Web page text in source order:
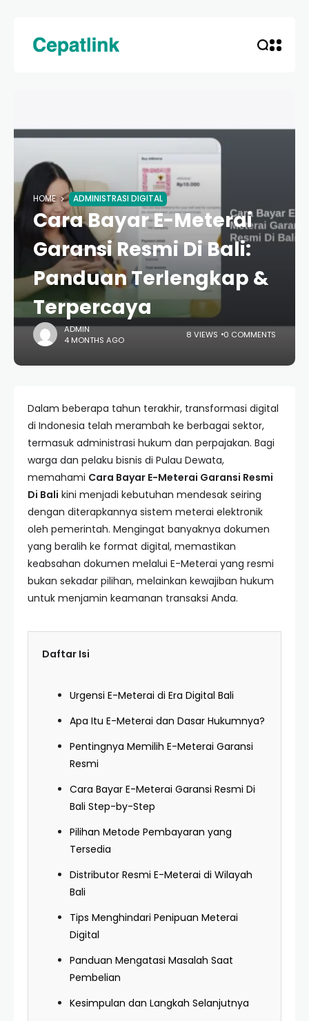
HOME ADMINISTRASI DIGITAL
Cara Bayar E-Meterai
Garansi Resmi Di Bali:
Panduan Terlengkap &
Terpercaya
ADMIN
4 MONTHS AGO
8 VIEWS 0 COMMENTS
Dalam beberapa tahun terakhir, transformasi digital
di Indonesia telah merambah ke berbagai sektor,
termasuk administrasi hukum dan perpajakan. Bagi
warga dan pelaku bisnis di Pulau Dewata,
memahami Cara Bayar E-Meterai Garansi Resmi
Di Bali kini menjadi kebutuhan mendesak seiring
dengan diterapkannya sistem meterai elektronik
oleh pemerintah. Mengingat banyaknya dokumen
yang beralih ke format digital, memastikan
keabsahan dokumen melalui E-Meterai yang resmi
bukan sekadar pilihan, melainkan kewajiban hukum
untuk menjamin keamanan transaksi Anda.
Daftar Isi
Urgensi E-Meterai di Era Digital Bali
Apa Itu E-Meterai dan Dasar Hukumnya?
Pentingnya Memilih E-Meterai Garansi
Resmi
Cara Bayar E-Meterai Garansi Resmi Di
Bali Step-by-Step
Pilihan Metode Pembayaran yang
Tersedia
Distributor Resmi E-Meterai di Wilayah
Bali
Tips Menghindari Penipuan Meterai
Digital
Panduan Mengatasi Masalah Saat
Pembelian
Kesimpulan dan Langkah Selanjutnya